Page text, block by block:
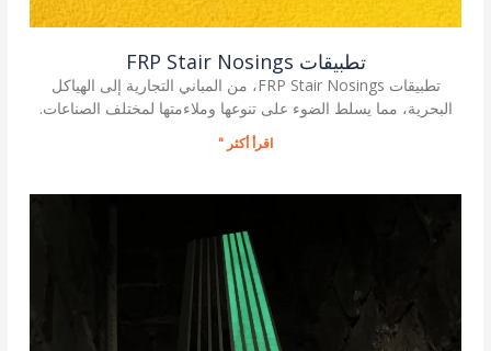
تطبيقات FRP Stair Nosings
تطبيقات FRP Stair Nosings، من المباني التجارية إلى الهياكل
البحرية، مما يسلط الضوء على تنوعها وملاءمتها لمختلف الصناعات.
اقرأ أكثر "